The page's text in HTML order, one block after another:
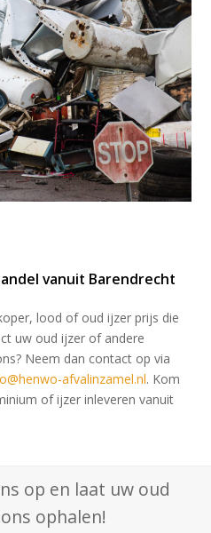
vanuit Barendrecht
lood of oud ijzer prijs die
uw oud ijzer of andere
Neem dan contact op via
afvalinzamel.nl. Kom
of ijzer inleveren vanuit
op en laat uw oud
ophalen!